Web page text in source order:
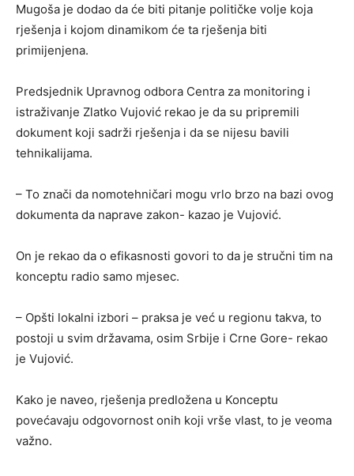
Mugoša je dodao da će biti pitanje političke volje koja
rješenja i kojom dinamikom će ta rješenja biti
primijenjena.
Predsjednik Upravnog odbora Centra za monitoring i
istraživanje Zlatko Vujović rekao je da su pripremili
dokument koji sadrži rješenja i da se nijesu bavili
tehnikalijama.
– To znači da nomotehničari mogu vrlo brzo na bazi ovog
dokumenta da naprave zakon- kazao je Vujović.
On je rekao da o efikasnosti govori to da je stručni tim na
konceptu radio samo mjesec.
– Opšti lokalni izbori – praksa je već u regionu takva, to
postoji u svim državama, osim Srbije i Crne Gore- rekao
je Vujović.
Kako je naveo, rješenja predložena u Konceptu
povećavaju odgovornost onih koji vrše vlast, to je veoma
važno.